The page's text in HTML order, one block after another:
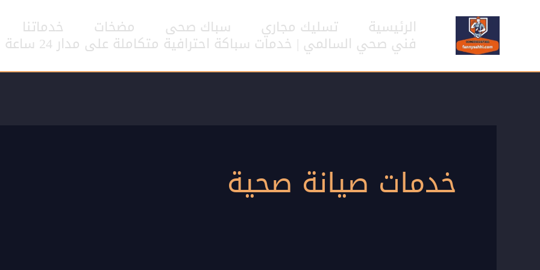
المحتوى
الرئيسية تسليك مجاري سباك صحى مضخات خدماتنا
فني صحي السالمي | خدمات سباكة احترافية متكاملة على مدار 24 ساعة
خدمات صيانة صحية